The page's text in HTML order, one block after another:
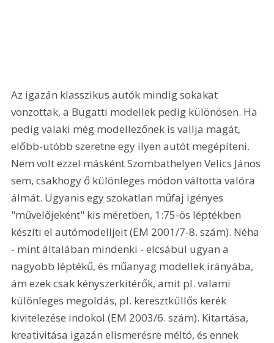
Az igazán klasszikus autók mindig sokakat
vonzottak, a Bugatti modellek pedig különösen. Ha
pedig valaki még modellezőnek is vallja magát,
előbb-utóbb szeretne egy ilyen autót megépíteni.
Nem volt ezzel másként Szombathelyen Velics János
sem, csakhogy ő különleges módon váltotta valóra
álmát. Ugyanis egy szokatlan műfaj igényes
"művelőjeként" kis méretben, 1:75-ös léptékben
készíti el autómodelljeit (EM 2001/7-8. szám). Néha
- mint általában mindenki - elcsábul ugyan a
nagyobb léptékű, és műanyag modellek irányába,
ám ezek csak kényszerkitérők, amit pl. valami
különleges megoldás, pl. keresztküllős kerék
kivitelezése indokol (EM 2003/6. szám). Kitartása,
kreativitása igazán elismerésre méltó, és ennek